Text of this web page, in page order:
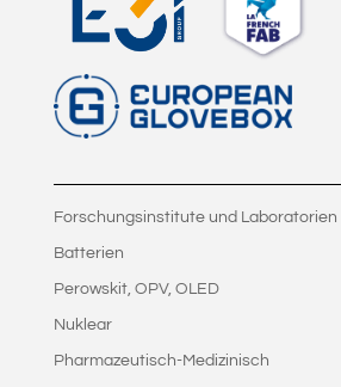
Forschungsinstitute und Laboratorien
Batterien
Perowskit, OPV, OLED
Nuklear
Pharmazeutisch-Medizinisch